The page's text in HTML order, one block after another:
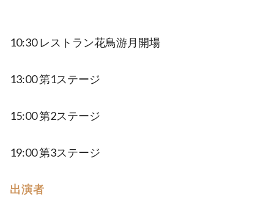
10:30 レストラン花鳥游月開場
13:00 第1ステージ
15:00 第2ステージ
19:00 第3ステージ
出演者